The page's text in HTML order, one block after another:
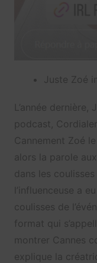
Juste Zoé
L’année
podcast,
Cannement Zoé
alors la parole
dans les
l’influenceuse a
coulisses de
format qui
montrer Cannes
explique la